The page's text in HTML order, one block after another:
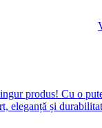
produs! Cu o
eleganță și